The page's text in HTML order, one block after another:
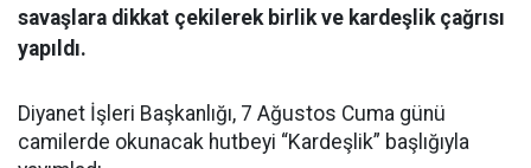
savaşlara dikkat çekilerek birlik ve kardeşlik çağrısı
yapıldı.
Diyanet İşleri Başkanlığı, 7 Ağustos Cuma günü
camilerde okunacak hutbeyi “Kardeşlik” başlığıyla